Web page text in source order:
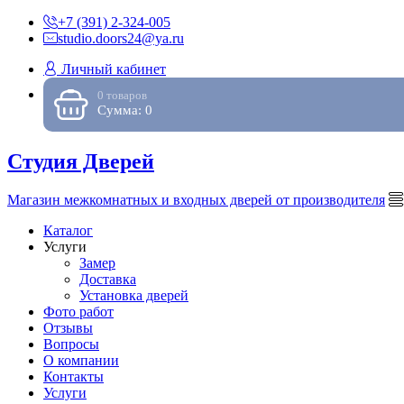
+7 (391) 2-324-005
studio.doors24@ya.ru
Личный кабинет
0 товаров
Сумма: 0
Студия Дверей
Магазин межкомнатных и входных дверей от производителя
Каталог
Услуги
Замер
Доставка
Установка дверей
Фото работ
Отзывы
Вопросы
О компании
Контакты
Услуги